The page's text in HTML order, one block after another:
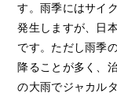
す。雨季にはサイ
発生しますが、日
です。ただし雨季
降ることが多く、
の大雨でジャカル